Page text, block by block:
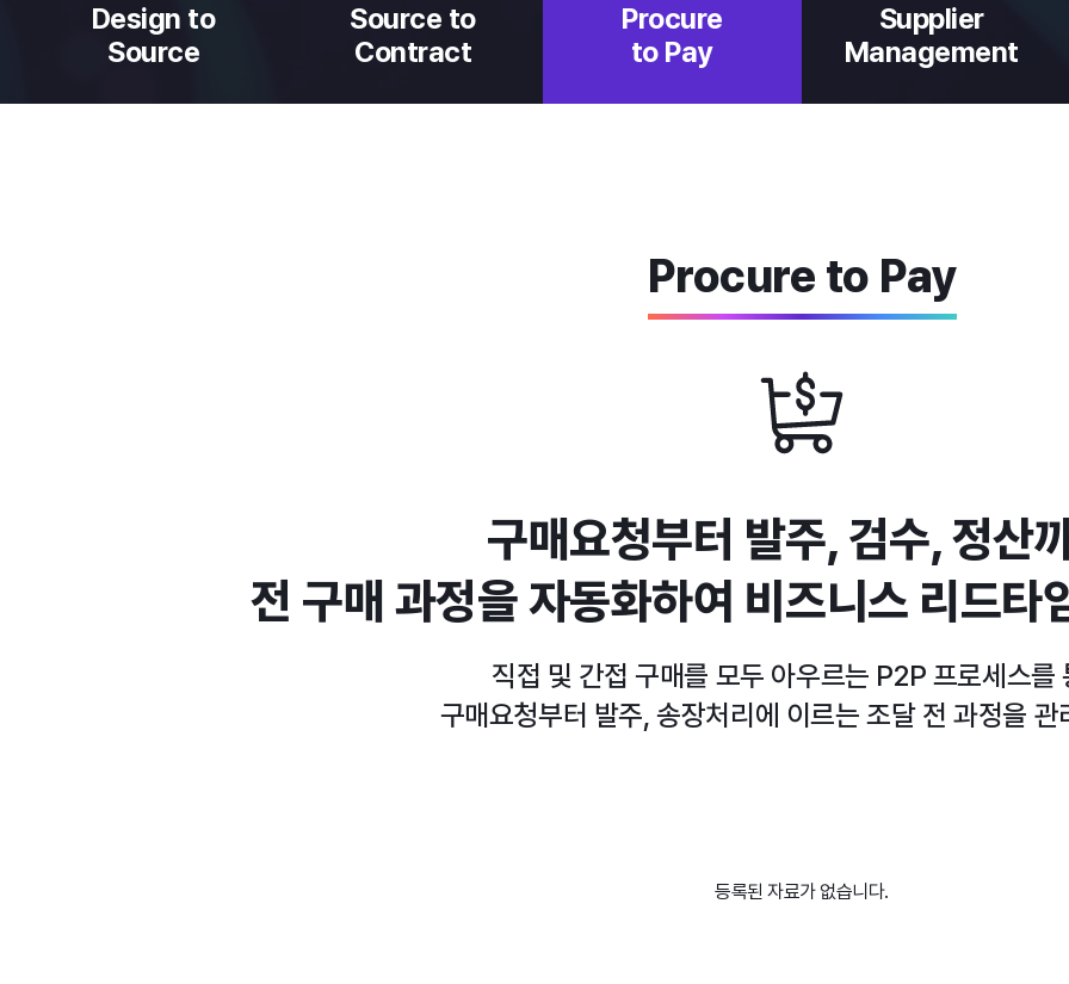
Design to
Source
Source to
Contract
Procure
to Pay
Supplier
Management
Procure to Pay
구매요청부터 발주, 검수, 정산
전 구매 과정을 자동화하여 비즈니스 리드타
직접 및 간접 구매를 모두 아우르는 P2P 프로세스를
구매요청부터 발주, 송장처리에 이르는 조달 전 과정을 관
등록된 자료가 없습니다.